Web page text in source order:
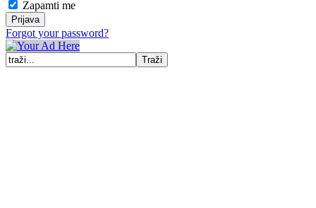
Zapamti me
Forgot your password?